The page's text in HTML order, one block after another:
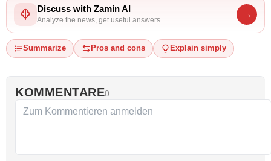
Discuss with Zamin AI
Analyze the news, get useful answers
→
Summarize Pros and cons Explain simply
KOMMENTARE0